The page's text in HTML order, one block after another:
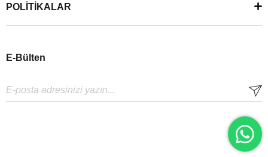
POLİTİKALAR
E-Bülten